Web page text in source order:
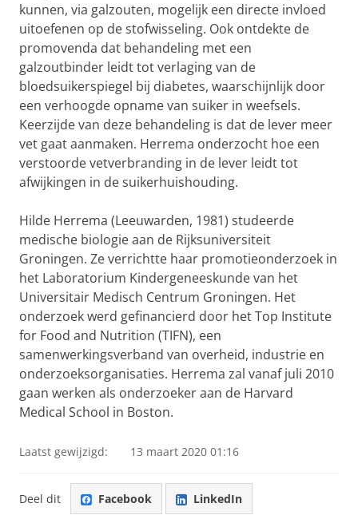
kunnen, via galzouten, mogelijk een directe invloed
uitoefenen op de stofwisseling. Ook ontdekte de
promovenda dat behandeling met een
galzoutbinder leidt tot verlaging van de
bloedsuikerspiegel bij diabetes, waarschijnlijk door
een verhoogde opname van suiker in weefsels.
Keerzijde van deze behandeling is dat de lever meer
vet gaat aanmaken. Herrema onderzocht hoe een
verstoorde vetverbranding in de lever leidt tot
afwijkingen in de suikerhuishouding.
Hilde Herrema (Leeuwarden, 1981) studeerde
medische biologie aan de Rijksuniversiteit
Groningen. Ze verrichtte haar promotieonderzoek in
het Laboratorium Kindergeneeskunde van het
Universitair Medisch Centrum Groningen. Het
onderzoek werd gefinancierd door het Top Institute
for Food and Nutrition (TIFN), een
samenwerkingsverband van overheid, industrie en
onderzoeksorganisaties. Herrema zal vanaf juli 2010
gaan werken als onderzoeker aan de Harvard
Medical School in Boston.
Laatst gewijzigd: 13 maart 2020 01:16
Deel dit Facebook LinkedIn